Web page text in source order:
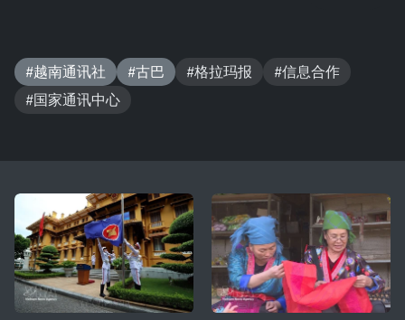
#越南通讯社 #古巴 #格拉玛报
#信息合作
#国家通讯中心